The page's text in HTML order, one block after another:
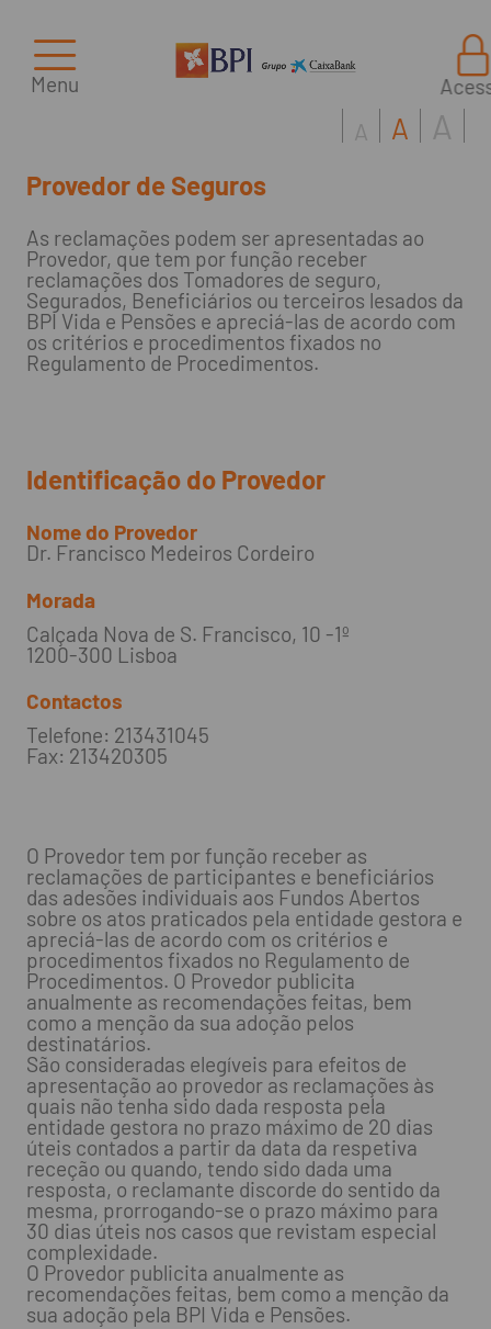
Menu
Provedor de Seguros
A A A
As reclamações podem ser apresentadas ao
Provedor, que tem por função receber
reclamações dos Tomadores de seguro,
Segurados, Beneficiários ou terceiros lesados da
BPI Vida e Pensões e apreciá-las de acordo com
os critérios e procedimentos fixados no
Regulamento de Procedimentos.
Identificação do Provedor
Nome do Provedor
Dr. Francisco Medeiros Cordeiro
Morada
Calçada Nova de S. Francisco, 10 -1º
1200-300 Lisboa
Contactos
Telefone: 213431045
Fax: 213420305
O Provedor tem por função receber as
reclamações de participantes e beneficiários
das adesões individuais aos Fundos Abertos
sobre os atos praticados pela entidade gestora e
apreciá-las de acordo com os critérios e
procedimentos fixados no Regulamento de
Procedimentos. O Provedor publicita
anualmente as recomendações feitas, bem
como a menção da sua adoção pelos
destinatários.
São consideradas elegíveis para efeitos de
apresentação ao provedor as reclamações às
quais não tenha sido dada resposta pela
entidade gestora no prazo máximo de 20 dias
úteis contados a partir da data da respetiva
receção ou quando, tendo sido dada uma
resposta, o reclamante discorde do sentido da
mesma, prorrogando-se o prazo máximo para
30 dias úteis nos casos que revistam especial
complexidade.
O Provedor publicita anualmente as
recomendações feitas, bem como a menção da
sua adoção pela BPI Vida e Pensões.